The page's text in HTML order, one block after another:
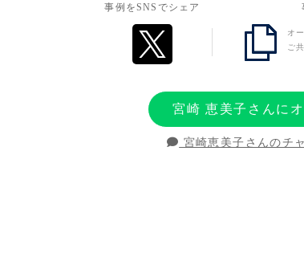
事例をSNSでシェア
オ
ご
宮崎 恵美子さんに
宮崎恵美子さんのチ